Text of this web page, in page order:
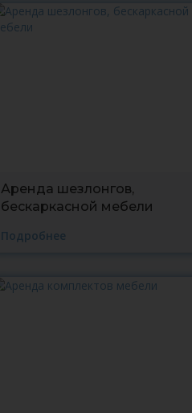
Аренда шезлонгов,
бескаркасной мебели
Подробнее